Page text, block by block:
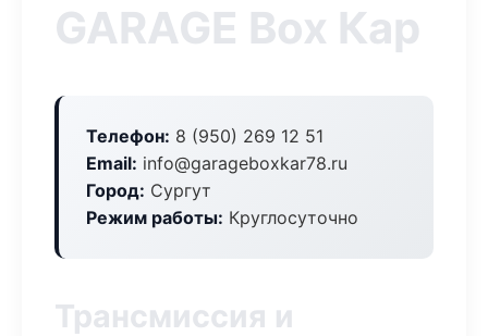
GARAGE Box Кар
Телефон: 8 (950) 269 12 51
Email: info@garageboxkar78.ru
Город: Сургут
Режим работы: Круглосуточно
Трансмиссия и